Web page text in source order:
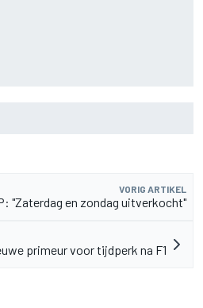
VORIG ARTIKEL
"Zaterdag en zondag uitverkocht"
primeur voor tijdperk na F1